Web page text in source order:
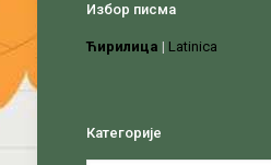
Избор писма
Ћирилица | Latinica
Категорије